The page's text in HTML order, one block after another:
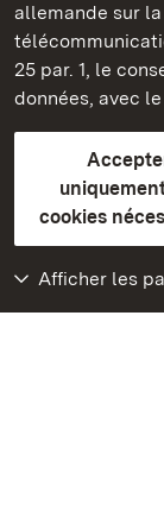
allemande sur
25 par. 1, le
données, avec
cookies
Afficher les
ContactFAQ et
Protection des
Explications sur
BITV-konform
plus loin
Accueil
Monuments
Rendez-nous